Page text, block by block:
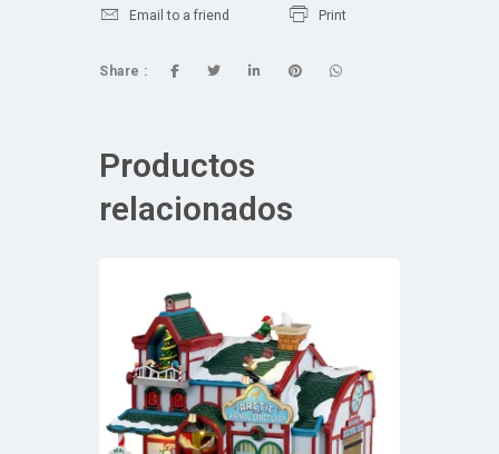
Email to a friend Print
Share :
Productos
relacionados